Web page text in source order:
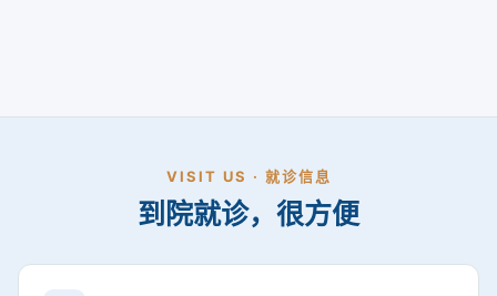
VISIT US · 就诊信息
到院就诊，很方便